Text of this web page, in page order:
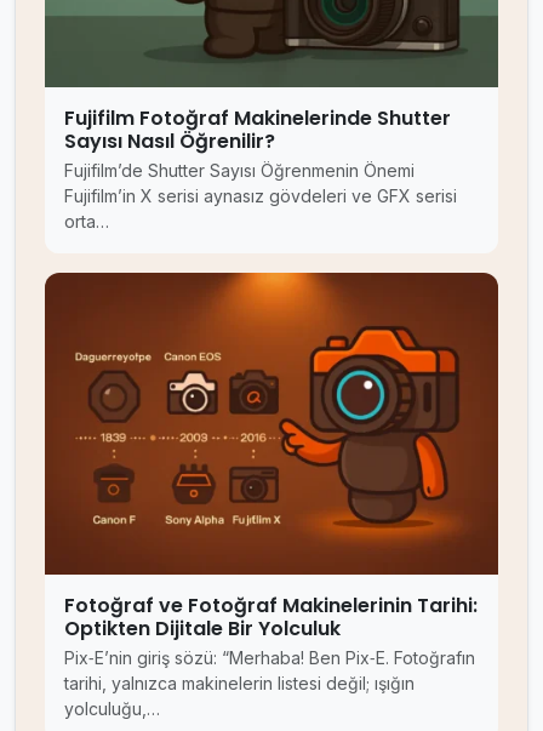
Fujifilm Fotoğraf Makinelerinde Shutter
Sayısı Nasıl Öğrenilir?
Fujifilm’de Shutter Sayısı Öğrenmenin Önemi
Fujifilm’in X serisi aynasız gövdeleri ve GFX serisi
orta…
Fotoğraf ve Fotoğraf Makinelerinin Tarihi:
Optikten Dijitale Bir Yolculuk
Pix‑E’nin giriş sözü: “Merhaba! Ben Pix‑E. Fotoğrafın
tarihi, yalnızca makinelerin listesi değil; ışığın
yolculuğu,…